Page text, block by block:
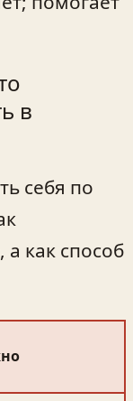
в
себя по
а как способ